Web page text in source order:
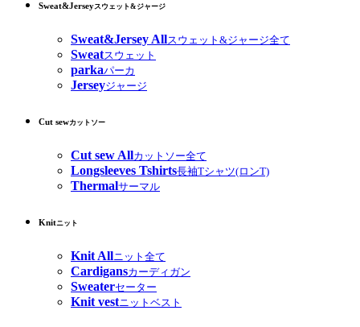
Sweat&Jerseyスウェット&ジャージ
Sweat&Jersey Allスウェット&ジャージ全て
Sweatスウェット
parkaパーカ
Jerseyジャージ
Cut sewカットソー
Cut sew Allカットソー全て
Longsleeves Tshirts長袖Tシャツ(ロンT)
Thermalサーマル
Knitニット
Knit Allニット全て
Cardigansカーディガン
Sweaterセーター
Knit vestニットベスト